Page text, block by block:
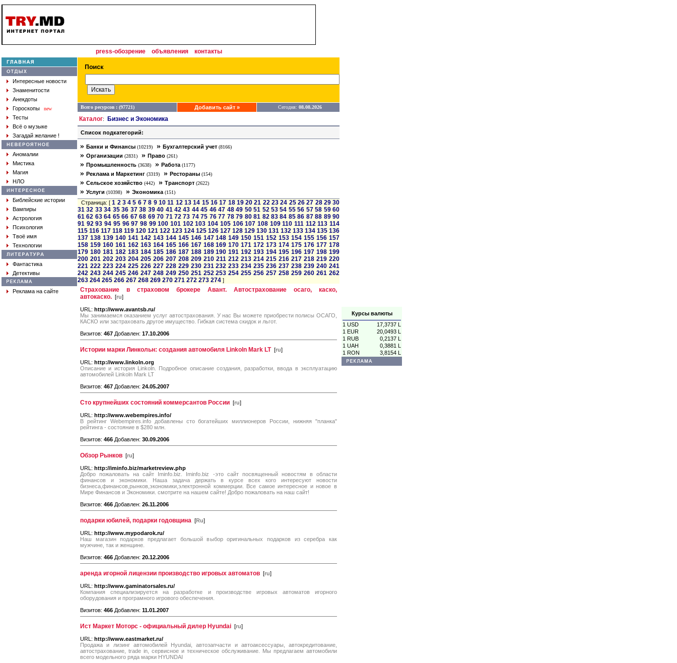
Курсы валюты
1 USD
17,3737 L
1 EUR
20,0493 L
1 RUB
0,2137 L
1 UAH
0,3881 L
1 RON
3,8154 L
press-обозрение объявления контакты
Интересные новости
Знаменитости
Анекдоты
Гороскопы
new
Тесты
Всё о музыке
Загадай желание !
Аномалии
Мистика
Магия
НЛО
Библейские истории
Вампиры
Астрология
Психология
Твоё имя
Технологии
Фантастика
Детективы
Реклама на сайте
Всего ресурсов : (97721) Добавить сайт » Сегодня: 08.08.2026
Каталог: Бизнес и Экономика
Список подкатегорий:
» Банки и Финансы (10219) » Бухгалтерский учет (8166)
» Организации (2831) » Право (261)
» Промышленность (3638) » Работа (1177)
» Реклама и Маркетинг (3319) » Рестораны (154)
» Сельское хозяйство (442) » Транспорт (2622)
» Услуги (10398) » Экономика (151)
Страница: [1 2 3 4 5 6 7 8 9 10 11 12 13 14 15 16 17 18 19 20 21 22 23 24 25 26 27 28 29 30
31 32 33 34 35 36 37 38 39 40 41 42 43 44 45 46 47 48 49 50 51 52 53 54 55 56 57 58 59 60
61 62 63 64 65 66 67 68 69 70 71 72 73 74 75 76 77 78 79 80 81 82 83 84 85 86 87 88 89 90
91 92 93 94 95 96 97 98 99 100 101 102 103 104 105 106 107 108 109 110 111 112 113 114
115 116 117 118 119 120 121 122 123 124 125 126 127 128 129 130 131 132 133 134 135 136
137 138 139 140 141 142 143 144 145 146 147 148 149 150 151 152 153 154 155 156 157
158 159 160 161 162 163 164 165 166 167 168 169 170 171 172 173 174 175 176 177 178
179 180 181 182 183 184 185 186 187 188 189 190 191 192 193 194 195 196 197 198 199
200 201 202 203 204 205 206 207 208 209 210 211 212 213 214 215 216 217 218 219 220
221 222 223 224 225 226 227 228 229 230 231 232 233 234 235 236 237 238 239 240 241
242 243 244 245 246 247 248 249 250 251 252 253 254 255 256 257 258 259 260 261 262
263 264 265 266 267 268 269 270 271 272 273 274 ]
Страхование в страховом брокере Авант. Автострахование осаго, каско,
автокаско. [ru]
URL: http://www.avantsb.ru/
Мы занимаемся оказанием услуг автострахования. У нас Вы можете приобрести полисы ОСАГО,
КАСКО или застраховать другое имущество. Гибкая система скидок и льгот.
Визитов: 467 Добавлен: 17.10.2006
Истории марки Линкольн: создания автомобиля Linkoln Mark LT[ru]
URL: http://www.linkoln.org
Описание и история Linkoln. Подробное описание создания, разработки, ввода в эксплуатацию
автомобилей Linkoln Mark LT
Визитов: 467 Добавлен: 24.05.2007
Сто крупнейших состояний коммерсантов России [ru]
URL: http://www.webempires.info/
В рейтинг Webempires.info добавлены сто богатейших миллионеров России, нижняя "планка"
рейтинга - состояние в $280 млн.
Визитов: 466 Добавлен: 30.09.2006
Обзор Рынков [ru]
URL: http://iminfo.biz/marketreview.php
Добро пожаловать на сайт Iminfo.biz. Iminfo.biz -это сайт посвященный новостям в области
финансов и экономики. Наша задача держать в курсе всех кого интересуют новости
бизнеса,финансов,рынков,экономики,электронной коммерции. Все самое интересное и новое в
Мире Финансов и Экономики. смотрите на нашем сайте! Добро пожаловать на наш сайт!
Визитов: 466 Добавлен: 26.11.2006
подарки юбилей, подарки годовщина [Ru]
URL: http://www.mypodarok.ru/
Наш магазин подарков предлагает большой выбор оригинальных подарков из серебра как
мужчине, так и женщине.
Визитов: 466 Добавлен: 20.12.2006
аренда игорной лицензии производство игровых автоматов [ru]
URL: http://www.gaminatorsales.ru/
Компания специализируется на разработке и производстве игровых автоматов игорного
оборудования и програмного игрового обеспечения.
Визитов: 466 Добавлен: 11.01.2007
Ист Маркет Моторс - официальный дилер Hyundai [ru]
URL: http://www.eastmarket.ru/
Продажа и лизинг автомобилей Hyundai, автозапчасти и автоаксессуары, автокредитование,
автострахование, trade in, сервисное и техническое обслуживание. Мы предлагаем автомобили
всего модельного ряда марки HYUNDAI